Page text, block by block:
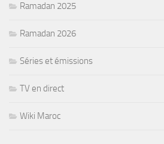
Ramadan 2025
Ramadan 2026
Séries et émissions
TV en direct
Wiki Maroc